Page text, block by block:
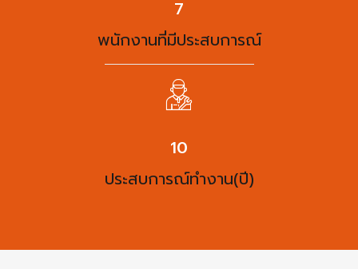
9
พนักงานที่มีประสบการณ์
13
ประสบการณ์ทำงาน(ปี)